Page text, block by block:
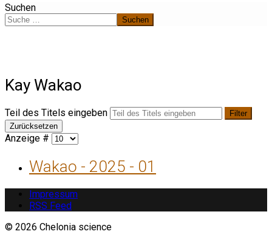
Suchen
Suchen
Kay Wakao
Teil des Titels eingeben
Filter
Zurücksetzen
Anzeige #
Wakao - 2025 - 01
Impressum
RSS Feed
© 2026 Chelonia science